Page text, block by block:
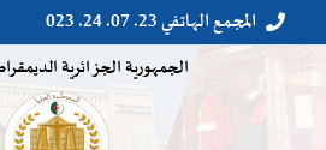

 المجمع الهاتفي 23. 07. 24. 023
الجمهورية الجزائرية